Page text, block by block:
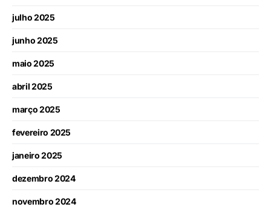
julho 2025
junho 2025
maio 2025
abril 2025
março 2025
fevereiro 2025
janeiro 2025
dezembro 2024
novembro 2024